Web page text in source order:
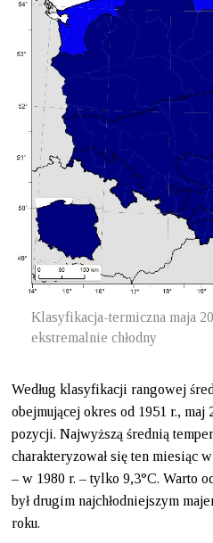
Klasyfikacja-termiczna maja
ekstremalnie chłodny
Według klasyfikacji rangowej
obejmującej okres od 1951 r., maj
pozycji. Najwyższą średnią
charakteryzował się ten miesiąc
– w 1980 r. – tylko 9,3°C. Warto
był drugim najchłodniejszym
roku.